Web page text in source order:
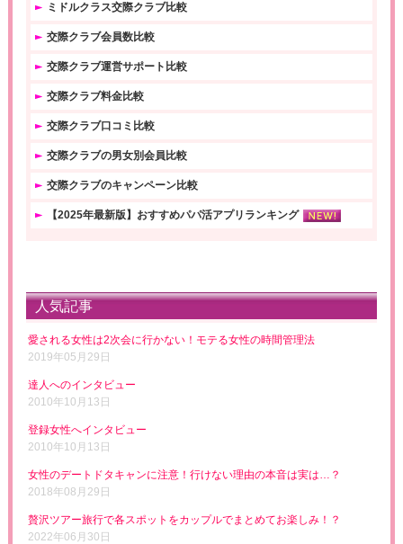
ミドルクラス交際クラブ比較
交際クラブ会員数比較
交際クラブ運営サポート比較
交際クラブ料金比較
交際クラブ口コミ比較
交際クラブの男女別会員比較
交際クラブのキャンペーン比較
【2025年最新版】おすすめパパ活アプリランキング
人気記事
愛される女性は2次会に行かない！モテる女性の時間管理法
2019年05月29日
達人へのインタビュー
2010年10月13日
登録女性へインタビュー
2010年10月13日
女性のデートドタキャンに注意！行けない理由の本音は実は…？
2018年08月29日
贅沢ツアー旅行で各スポットをカップルでまとめてお楽しみ！？
2022年06月30日